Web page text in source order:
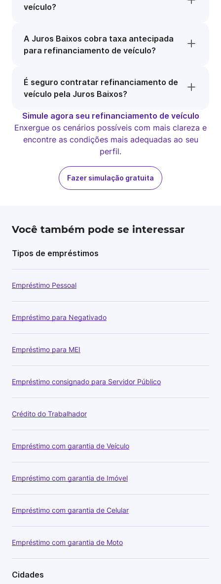
veículo?
A Juros Baixos cobra taxa antecipada
para refinanciamento de veículo?
É seguro contratar refinanciamento de
veículo pela Juros Baixos?
Simule agora seu refinanciamento de veículo
Enxergue os cenários possíveis com mais clareza e
encontre as condições mais adequadas ao seu
perfil.
Fazer simulação gratuita
Você também pode se interessar
Tipos de empréstimos
Empréstimo Pessoal
Empréstimo para Negativado
Empréstimo para MEI
Empréstimo consignado para Servidor Público
Crédito do Trabalhador
Empréstimo com garantia de Veículo
Empréstimo com garantia de Imóvel
Empréstimo com garantia de Celular
Empréstimo com garantia de Moto
Cidades